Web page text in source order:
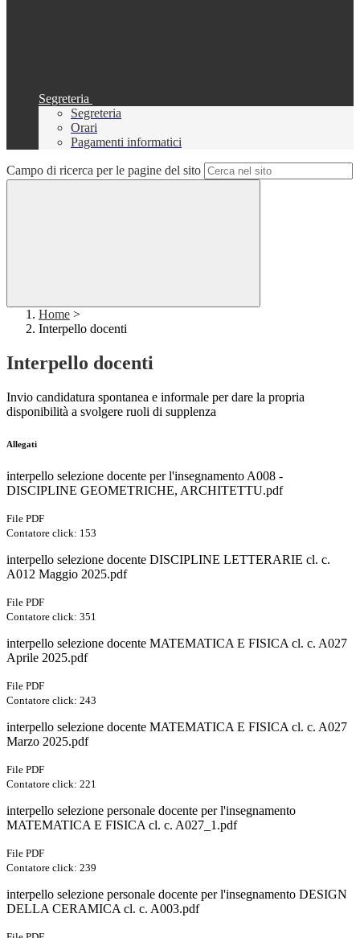
Segreteria
Segreteria
Orari
Pagamenti informatici
Campo di ricerca per le pagine del sito
Home >
Interpello docenti
Interpello docenti
Invio candidatura spontanea e informale per dare la propria
disponibilità a svolgere ruoli di supplenza
Allegati
interpello selezione docente per l'insegnamento A008 -
DISCIPLINE GEOMETRICHE, ARCHITETTU.pdf
File PDF
Contatore click: 153
interpello selezione docente DISCIPLINE LETTERARIE cl. c.
A012 Maggio 2025.pdf
File PDF
Contatore click: 351
interpello selezione docente MATEMATICA E FISICA cl. c. A027
Aprile 2025.pdf
File PDF
Contatore click: 243
interpello selezione docente MATEMATICA E FISICA cl. c. A027
Marzo 2025.pdf
File PDF
Contatore click: 221
interpello selezione personale docente per l'insegnamento
MATEMATICA E FISICA cl. c. A027_1.pdf
File PDF
Contatore click: 239
interpello selezione personale docente per l'insegnamento DESIGN
DELLA CERAMICA cl. c. A003.pdf